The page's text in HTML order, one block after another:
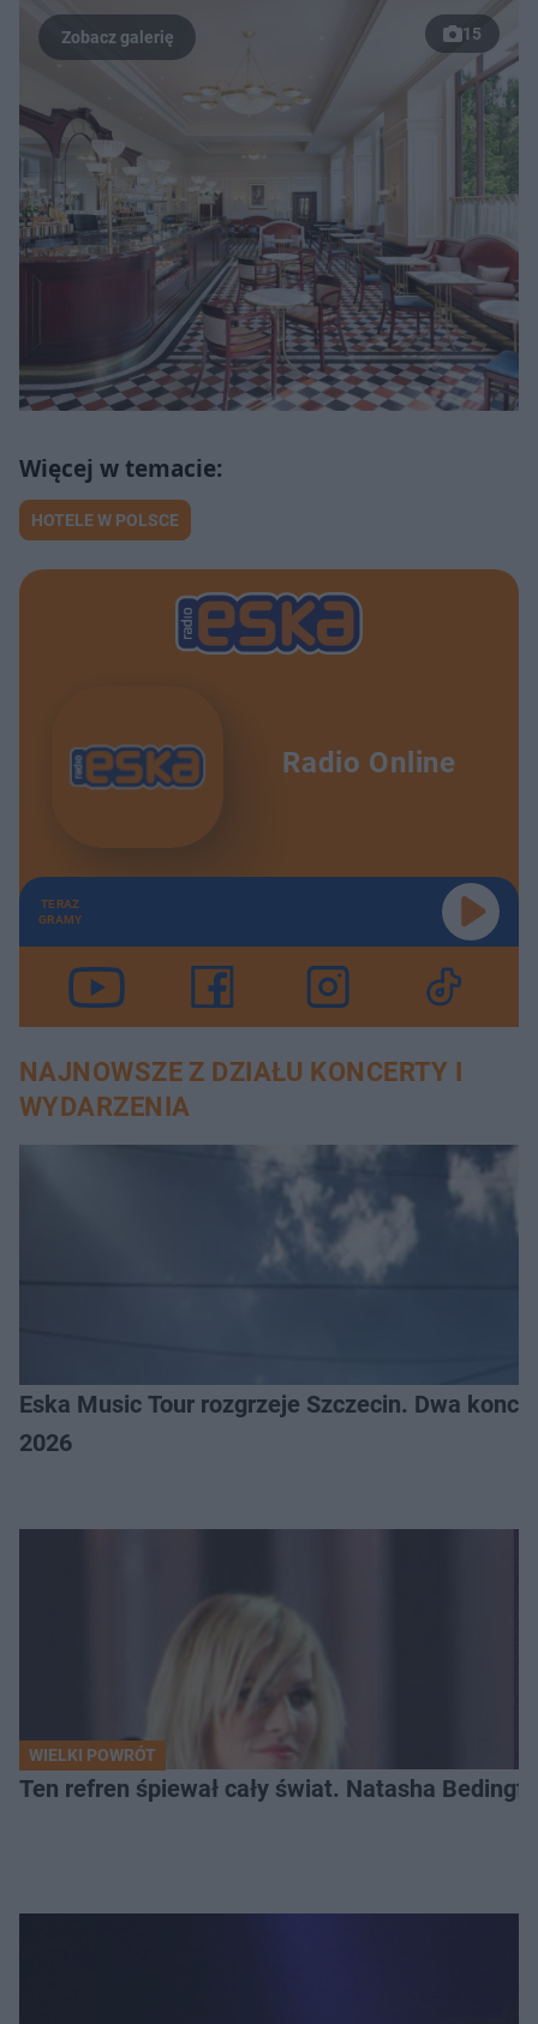
15
HOTELE W POLSCE
Radio Online
TERAZ
GRAMY
NAJNOWSZE Z DZIAŁU KONCERTY I
WYDARZENIA
Eska Music Tour rozgrzeje Szczecin. Dwa
2026
WIELKI POWRÓT
Ten refren śpiewał cały świat. Natasha